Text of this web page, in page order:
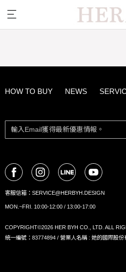
HOW TO BUY NEWS
客服信箱： SERVICE@HERBYH.DESIGN
MON.~FRI. 10:00-12:00 / 13:00-17:00
COPYRIGHT©2026 HER BYH CO., LTD. ALL
統一編號：83774894 / 營業人名稱 : 她的國際股份